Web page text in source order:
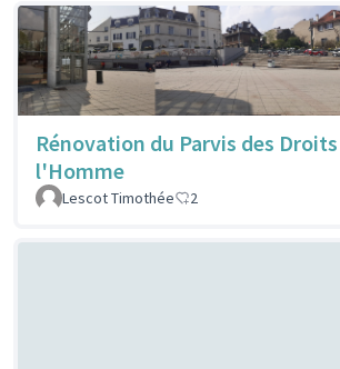
Rénovation du Parvis des
l'Homme
Lescot Timothée 2